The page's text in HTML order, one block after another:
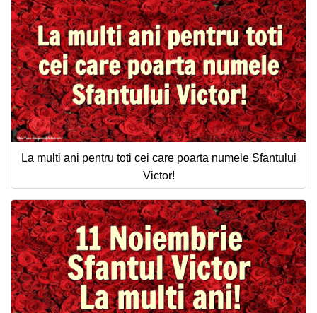
La multi ani pentru toti cei care poarta numele Sfantului
Victor!